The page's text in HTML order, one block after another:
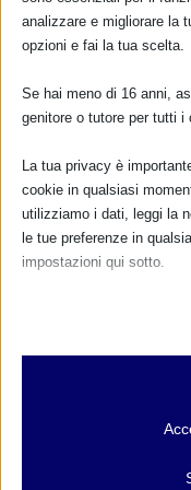
POST
analizzare e migliorare la
opzioni e fai la tua scelta.
Se hai meno di 16 anni,
genitore o tutore per tutti i
La tua privacy è
cookie in qualsiasi
utilizziamo i dati, leggi la
le tue preferenze in
impostazioni qui sotto.
Essenziali
I cookie e i servizi
e servizi non